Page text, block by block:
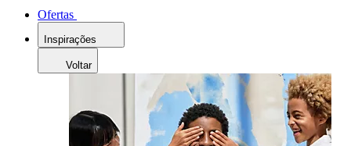
Ofertas
Inspirações
Voltar